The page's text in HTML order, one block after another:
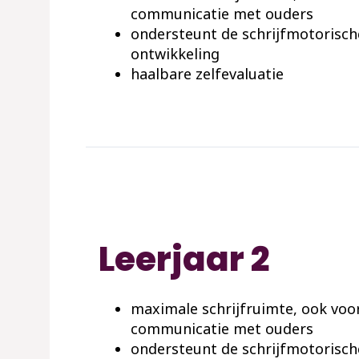
communicatie met ouders
ondersteunt de
ontwikkeling
haalbare zelfevaluatie
Leerjaar 2
maximale schrijfruimte, ook
communicatie met ouders
ondersteunt de